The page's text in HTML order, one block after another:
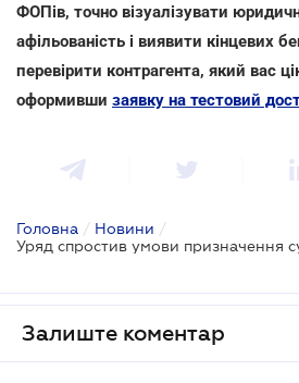
ФОПів, точно візуалізувати
афільованість і виявити кінцевих
перевірити контрагента, який вас
оформивши заявку на тестовий
Головна / Новини /
Уряд спростив умови призначення
Залиште коментар